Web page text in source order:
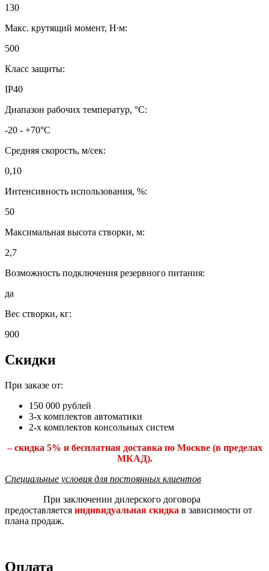
130
Макс. крутящий момент, Н∙м:
500
Класс защиты:
IP40
Диапазон рабочих температур, °C:
-20 - +70°C
Средняя скорость, м/сек:
0,10
Интенсивность использования, %:
50
Максимальная высота створки, м:
2,7
Возможность подключения резервного питания:
да
Вес створки, кг:
900
Скидки
При заказе от:
150 000 рублей
3-х комплектов автоматики
2-х комплектов консольных систем
– скидка 5% и бесплатная доставка по Москве (в пределах
МКАД).
Специальные условия для постоянных клиентов
При заключении дилерского договора
предоставляется индивидуальная скидка в зависимости от
плана продаж.
Оплата